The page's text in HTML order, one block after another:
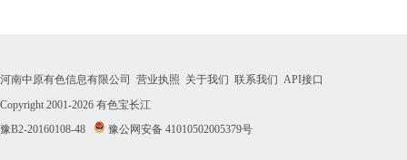
· 2026年07月28日有色宝长江铝合金ADC12价格市场行情
· 2026年07月27日有色宝长江铝合金ADC12价格市场行情
河南中原有色信息有限公司 营业执照 关于我们 联系我们 API接口
Copyright 2001-2026 有色宝长江
豫B2-20160108-48
豫公网安备 41010502005379号